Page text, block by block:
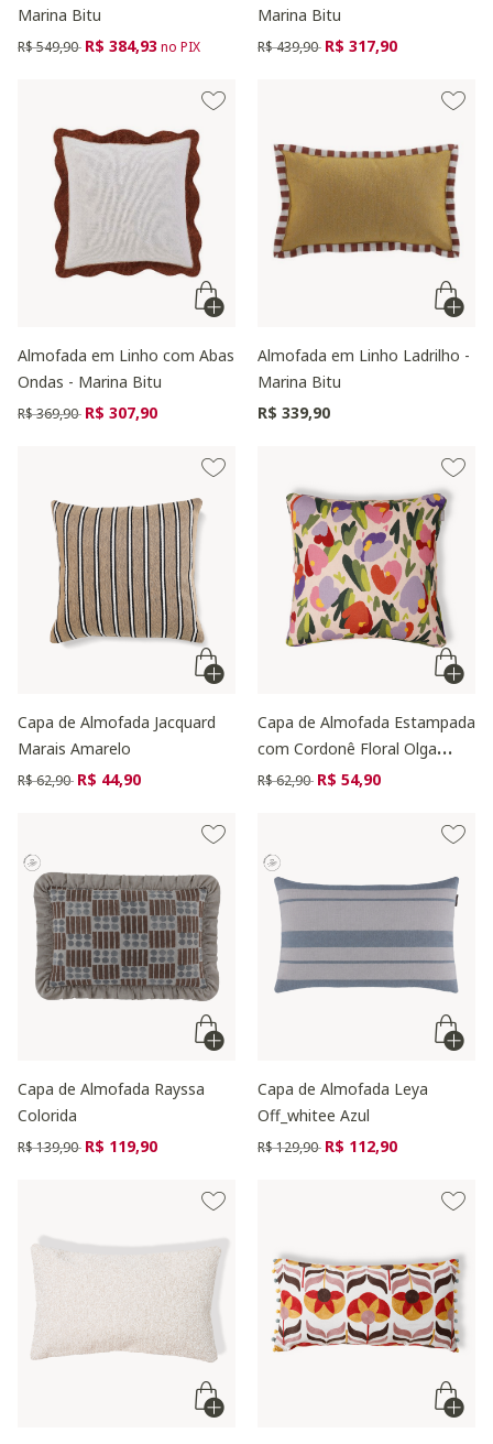
Marina Bitu
Preço reduzido de
R$ 549,90 para
R$ 384,93no PIX
Marina Bitu
Preço reduzido de
R$ 439,90 para
R$ 317,90
Almofada em Linho com Abas
Ondas - Marina Bitu
Preço reduzido de
R$ 369,90 para
R$ 307,90
Almofada em Linho Ladrilho -
Marina Bitu
R$ 339,90
Capa de Almofada Jacquard
Marais Amarelo
Preço reduzido de
R$ 62,90 para
R$ 44,90
Capa de Almofada Estampada
com Cordonê Floral Olga
Colorida
Preço reduzido de
R$ 62,90 para
R$ 54,90
Capa de Almofada Rayssa
Colorida
Preço reduzido de
R$ 139,90 para
R$ 119,90
Capa de Almofada Leya
Off_whitee Azul
Preço reduzido de
R$ 129,90 para
R$ 112,90